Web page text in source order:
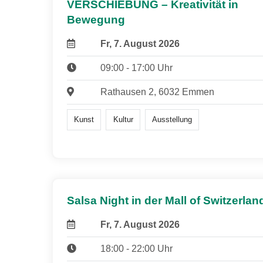
VERSCHIEBUNG – Kreativität in
Bewegung
Fr, 7. August 2026
09:00 - 17:00 Uhr
Rathausen 2, 6032 Emmen
Kunst Kultur Ausstellung
Salsa Night in der Mall of
Fr, 7. August 2026
18:00 - 22:00 Uhr